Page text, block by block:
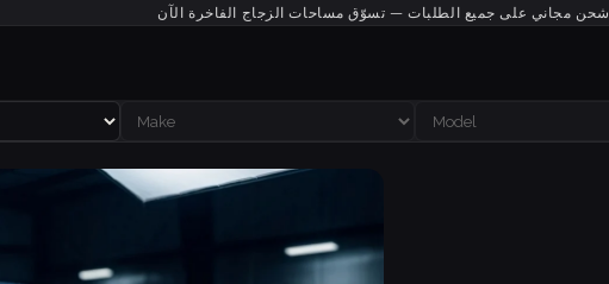
شحن مجاني على جميع الطلبات — تسوّق مساحات الزجاج الفاخرة الآن